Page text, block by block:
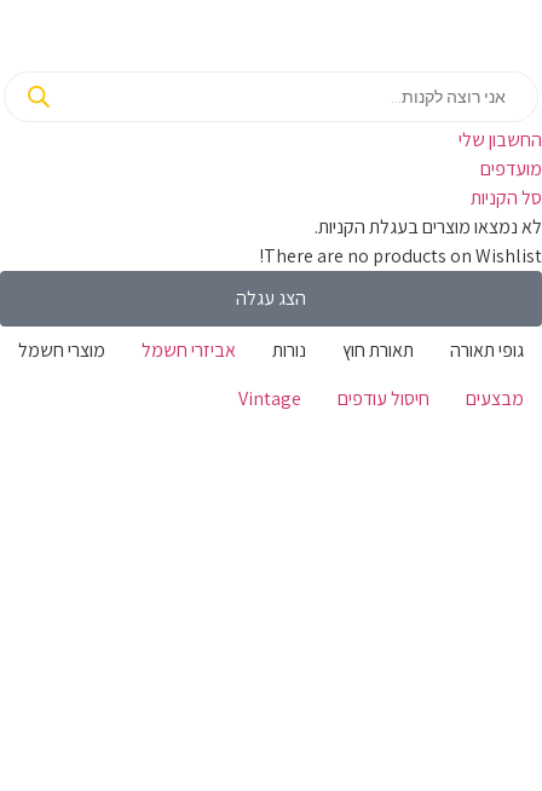
החשבון שלי‬
‫מועדפים‬‬
סל הקניות
לא נמצאו מוצרים בעגלת הקניות.
There are no products on Wishlist!
הצג עגלה
גופי תאורה תאורת חוץ נורות אביזרי חשמל
מוצרי חשמל
מבצעים
חיסול עודפים Vintage